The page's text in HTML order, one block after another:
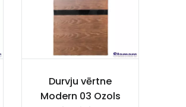
Durvju vērtne
Modern 03 Ozols